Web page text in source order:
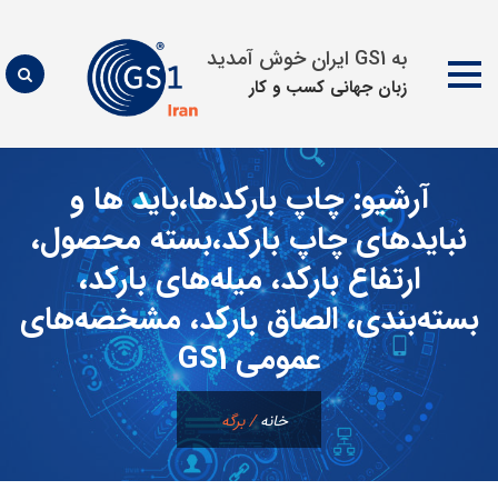
به GS1 ایران خوش آمدید
زبان جهانی كسب و كار
محتوا
آرشیو:چاپ بارکدها،باید ها و
نبایدهای چاپ بارکد،بسته محصول،
ارتفاع بارکد، میله‌های بارکد،
بسته‌بندی، الصاق باركد، مشخصه‌های
عمومی GS1
خانه/برگه